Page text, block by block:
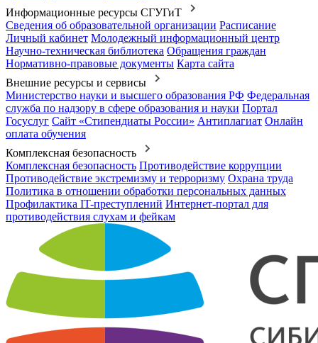
Информационные ресурсы СГУГиТ
Сведения об образовательной организации Расписание
Личный кабинет Молодежный информационный центр
Научно-техническая библиотека Обращения граждан
Нормативно-правовые документы Карта сайта
Внешние ресурсы и сервисы
Министерство науки и высшего образования РФ Федеральная
служба по надзору в сфере образования и науки Портал
Госуслуг Сайт «Стипендиаты России» Антиплагиат Онлайн
оплата обучения
Комплексная безопасность
Комплексная безопасность Противодействие коррупции
Противодействие экстремизму и терроризму Охрана труда
Политика в отношении обработки персональных данных
Профилактика IT-преступлений Интернет-портал для
противодействия слухам и фейкам